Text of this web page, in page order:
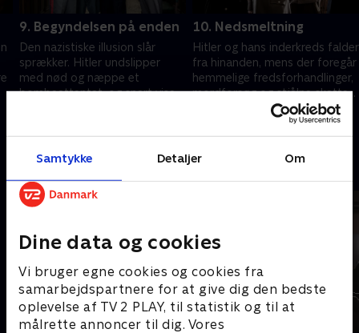
Samtykke Detaljer Om
Dine data og cookies
Vi bruger egne cookies og cookies fra
samarbejdspartnere for at give dig den bedste
oplevelse af TV 2 PLAY, til statistik og til at
målrette annoncer til dig. Vores
9. Begyndelsen på enden
Den nazistiske illusion slår
sprækker. Hitler undslipper
med nød og næppe et
bombeattentat, og snart viser
10. Nedsmeltning
Hitler og hans inderkreds falder
fra hinanden, mens der foregår
hemmelige fredsforhandlinger,
mordforsøg og stjålne skatte
gemmes af vejen
4. maj 2025 • 52 min
Andre så også